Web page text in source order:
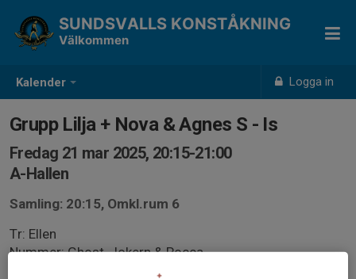
Kalender Logga in
SUNDSVALLS KONSTÅKNING
Välkommen
Grupp Lilja + Nova & Agnes S - Is
Fredag 21 mar 2025, 20:15-21:00
A-Hallen
Samling: 20:15, Omkl.rum 6
Tr: Ellen
Nummer: Ghost, Jokern & Pocca
*Ta med matsäck/fika. Vi åker hem så fort vi känner oss